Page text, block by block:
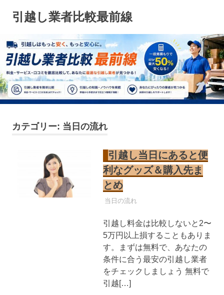
ン
ツ
へ
ス
キ
ッ
引越し業者比較最前線
カテゴリー: 当日の流れ
引越し当日にあると便
利なグッズ＆購入先ま
とめ
引越し業者
当日の流れ
引越し料金は比較しないと2〜
5万円以上損することもありま
す。まずは無料で、あなたの
条件に合う最安の引越し業者
をチェックしましょう 無料で
引越[…]